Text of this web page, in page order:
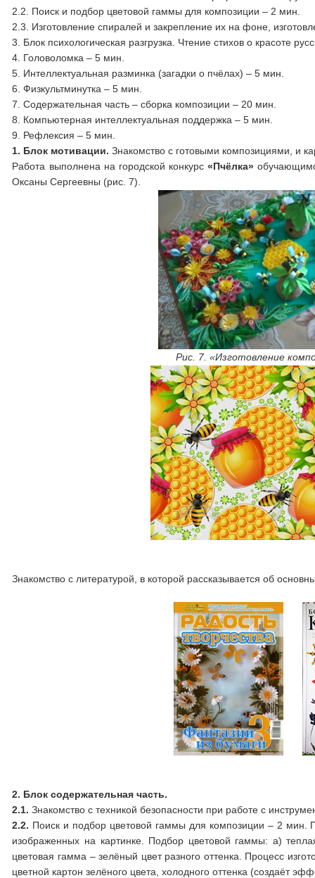
2.2. Поиск и подбор цветовой гаммы для композиции – 2 мин.
2.3. Изготовление спиралей и закрепление их на фоне,
3. Блок психологическая разгрузка. Чтение стихов о красоте
4. Головоломка – 5 мин.
5. Интеллектуальная разминка (загадки о пчёлах) – 5 мин.
6. Физкультминутка – 5 мин.
7. Содержательная часть – сборка композиции – 20 мин.
8. Компьютерная интеллектуальная поддержка – 5 мин.
9. Рефлексия – 5 мин.
1. Блок мотивации. Знакомство с готовыми композициями, и
Работа выполнена на городской конкурс«Пчёлка»
Оксаны Сергеевны (рис. 7).
Рис. 7. «Изготовление
Знакомство с литературой, в которой рассказывается об
2. Блок содержательная часть.
2.1. Знакомство с техникой безопасности при работе с
2.2. Поиск и подбор цветовой гаммы для композиции – 2 мин.
изображенных на картинке. Подбор цветовой гаммы: а)
цветовая гамма – зелёный цвет разного оттенка. Процесс
цветной картон зелёного цвета, холодного оттенка (создаёт